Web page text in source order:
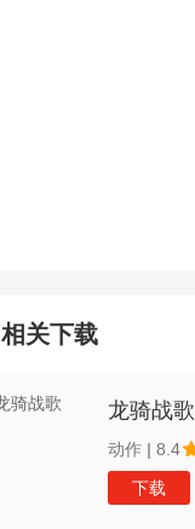
相关下载
龙骑战歌
动作 | 8.4
下载